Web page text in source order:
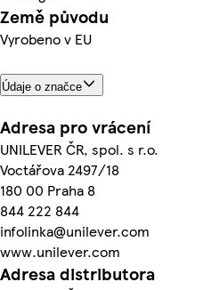
Země původu
Vyrobeno v EU
Údaje o značce
Adresa pro vrácení
UNILEVER ČR, spol. s r.o.
Voctářova 2497/18
180 00 Praha 8
844 222 844
infolinka@unilever.com
www.unilever.com
Adresa distributora